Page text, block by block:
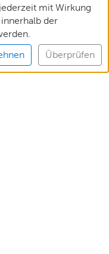
mit Wirkung
der
Überprüfen